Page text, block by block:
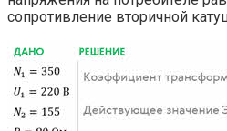
сопротивление вторичной